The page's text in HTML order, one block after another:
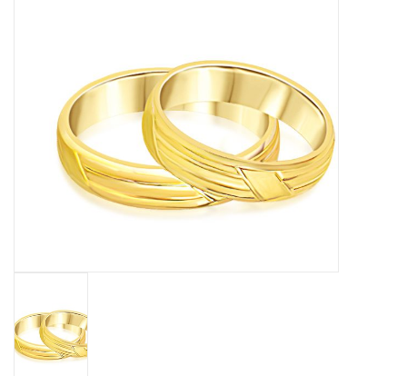
Baby Armbanden
Armbanden
Man Ringen
Lab diamanten